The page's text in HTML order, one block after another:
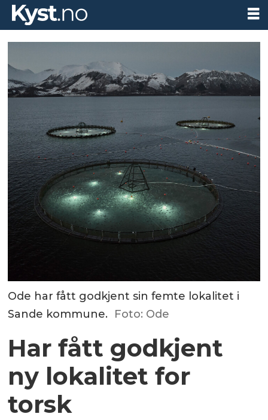
Ode har fått godkjent sin femte lokalitet i
Sande kommune. Foto: Ode
Har fått godkjent
ny lokalitet for
torsk